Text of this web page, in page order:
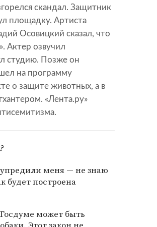
скандал. Защитник
площадку. Артиста
Осовицкий сказал, что
Актер озвучил
студию. Позже он
на программу
о защите животных, а в
«Лента.ру»
меня — не знаю
будет построена
может быть